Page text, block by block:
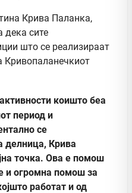
Крива Паланка,
дека сите
што се реализираат
Кривопаланечкиот
коишто беа
период и
се
делница, Крива
точка. Ова е помош
и огромна помош за
работат и од